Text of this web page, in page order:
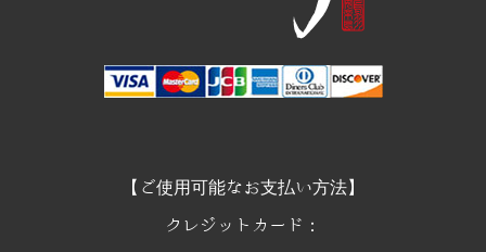
【ご使用可能なお支払い方法】
クレジットカード：